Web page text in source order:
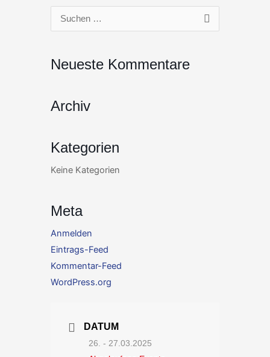
Suchen
Neueste Kommentare
Archiv
Kategorien
Keine Kategorien
Meta
Anmelden
Eintrags-Feed
Kommentar-Feed
WordPress.org
DATUM
26. - 27.03.2025